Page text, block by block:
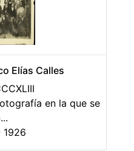
Elías Calles
en la que se
...
1926